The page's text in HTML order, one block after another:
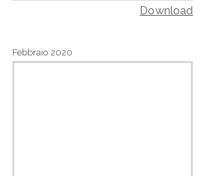
Download
Febbraio 2020